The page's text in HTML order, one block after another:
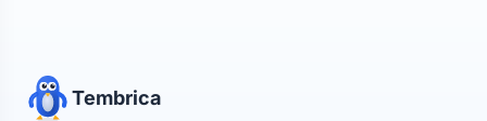
Tembrica